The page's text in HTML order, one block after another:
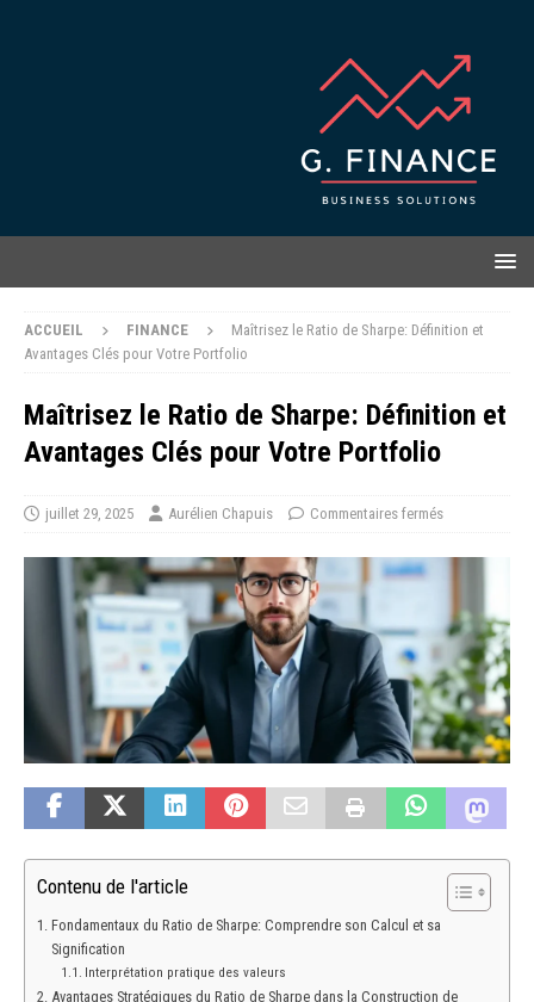
ACCUEIL FINANCE
Maîtrisez le Ratio de Sharpe: Définition et
Avantages Clés pour Votre Portfolio
Maîtrisez le Ratio de Sharpe: Définition et
Avantages Clés pour Votre Portfolio
juillet 29, 2025 Aurélien Chapuis Commentaires fermés
Contenu de l'article
Fondamentaux du Ratio de Sharpe: Comprendre son Calcul et sa
Signification
Interprétation pratique des valeurs
Avantages Stratégiques du Ratio de Sharpe dans la Construction de